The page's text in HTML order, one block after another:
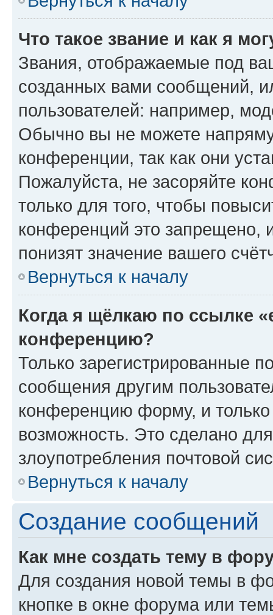
Что такое звание и как я
Звания, отображаемые под
созданных вами сообщений,
пользователей: например,
Обычно вы не можете
конференции, так как они
Пожалуйста, не засоряйте
только для того, чтобы
конференций это запрещено,
понизят значение вашего
Вернуться к началу
Когда я щёлкаю по ссылке
конференцию?
Только зарегистрированные
сообщения другим
конференцию форму, и
возможность. Это сделано
злоупотребления почтовой
Вернуться к началу
Создание сообщений
Как мне создать тему в
Для создания новой темы в
кнопке в окне форума или